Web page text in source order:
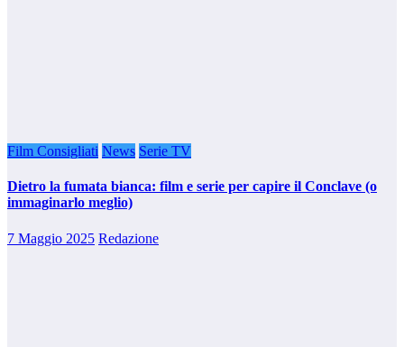
Film Consigliati News Serie TV
Dietro la fumata bianca: film e serie per capire il Conclave (o
immaginarlo meglio)
7 Maggio 2025 Redazione